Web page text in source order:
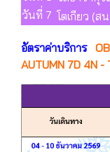
วันที่ 7 โตเกียว (
อัตราค่าบริการ
AUTUMN 7D 4N -